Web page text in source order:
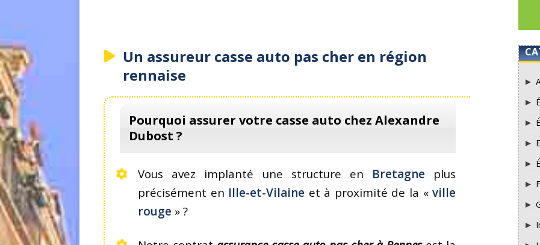
Un assureur casse auto pas cher en région
rennaise
Pourquoi assurer votre casse auto chez Alexandre
Dubost ?
Vous avez implanté une structure en Bretagne plus
précisément en Ille-et-Vilaine et à proximité de la «ville
rouge » ?